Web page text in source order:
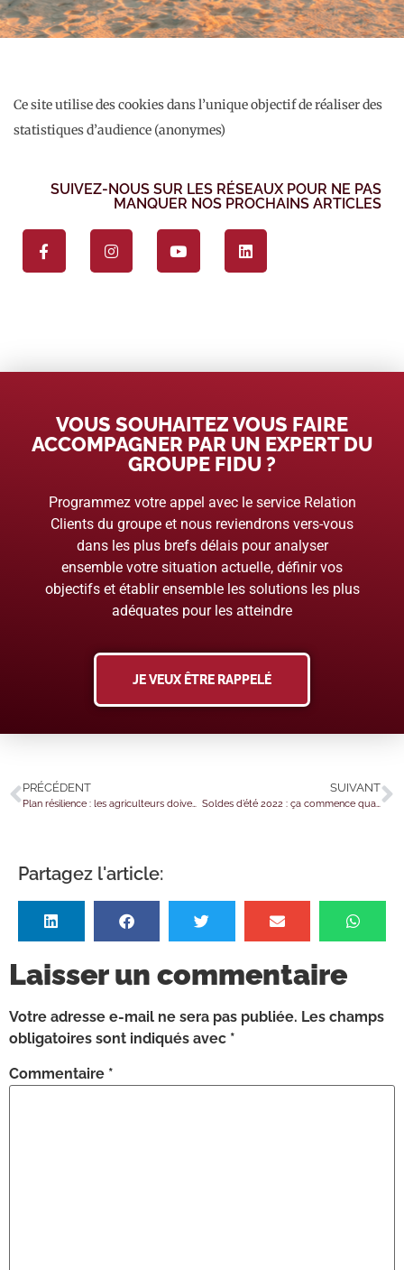
Ce site utilise des cookies dans l’unique objectif de réaliser des
statistiques d’audience (anonymes)
SUIVEZ-NOUS SUR LES RÉSEAUX POUR NE PAS
MANQUER NOS PROCHAINS ARTICLES
VOUS SOUHAITEZ VOUS FAIRE
ACCOMPAGNER PAR UN EXPERT DU
GROUPE FIDU ?
Programmez votre appel avec le service Relation
Clients du groupe et nous reviendrons vers-vous
dans les plus brefs délais pour analyser
ensemble votre situation actuelle, définir vos
objectifs et établir ensemble les solutions les plus
adéquates pour les atteindre
JE VEUX ÊTRE RAPPELÉ
PRÉCÉDENT
Plan résilience : les agriculteurs doivent produire plus !
SUIVANT
Soldes d’été 2022 : ça commence quand ?
Partagez l'article:
Laisser un commentaire
Votre adresse e-mail ne sera pas publiée. Les champs
obligatoires sont indiqués avec *
Commentaire *